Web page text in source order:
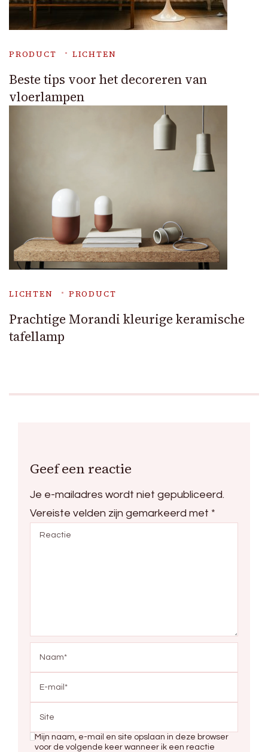
PRODUCT LICHTEN
Beste tips voor het decoreren van
vloerlampen
LICHTEN PRODUCT
Prachtige Morandi kleurige keramische
tafellamp
Geef een reactie
Je e-mailadres wordt niet gepubliceerd.
Vereiste velden zijn gemarkeerd met *
Mijn naam, e-mail en site opslaan in deze browser
voor de volgende keer wanneer ik een reactie